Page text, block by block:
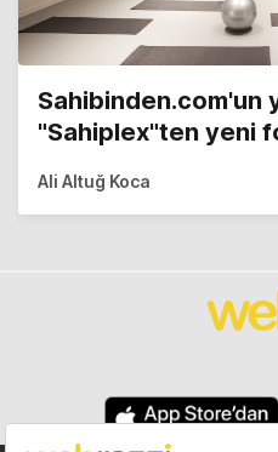
Sahibinden.com'un
"Sahiplex"ten yeni
Ali Altuğ Koca